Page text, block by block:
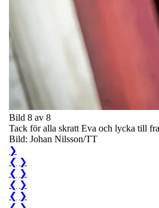
Bild 8 av 8
Tack för alla skratt Eva och lycka till
Bild: Johan Nilsson/TT
❯
❮ ❯
❮ ❯
❮ ❯
❮ ❯